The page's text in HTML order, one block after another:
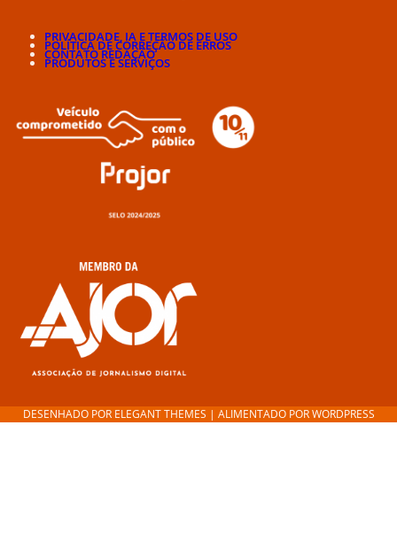
PRIVACIDADE, IA E TERMOS DE USO
POLÍTICA DE CORREÇÃO DE ERROS
CONTATO REDAÇÃO
PRODUTOS E SERVIÇOS
DESENHADO POR ELEGANT THEMES | ALIMENTADO PORWORDPRESS